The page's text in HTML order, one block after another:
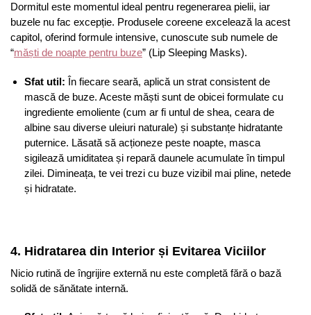
Dormitul este momentul ideal pentru regenerarea pielii, iar
buzele nu fac excepție. Produsele coreene excelează la acest
capitol, oferind formule intensive, cunoscute sub numele de
“măști de noapte pentru buze” (Lip Sleeping Masks).
Sfat util: În fiecare seară, aplică un strat consistent de
mască de buze. Aceste măști sunt de obicei formulate cu
ingrediente emoliente (cum ar fi untul de shea, ceara de
albine sau diverse uleiuri naturale) și substanțe hidratante
puternice. Lăsată să acționeze peste noapte, masca
sigilează umiditatea și repară daunele acumulate în timpul
zilei. Dimineața, te vei trezi cu buze vizibil mai pline, netede
și hidratate.
4. Hidratarea din Interior și Evitarea Viciilor
Nicio rutină de îngrijire externă nu este completă fără o bază
solidă de sănătate internă.